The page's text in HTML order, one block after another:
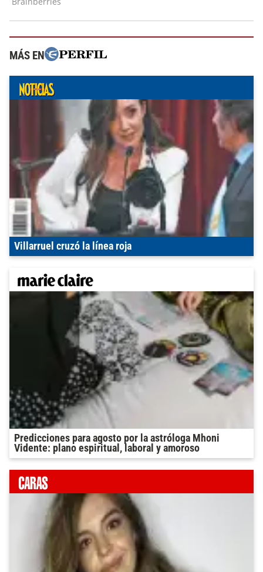
MÁS EN
Villarruel cruzó la línea roja
Predicciones para agosto por la astróloga Mhoni
Vidente: plano espiritual, laboral y amoroso